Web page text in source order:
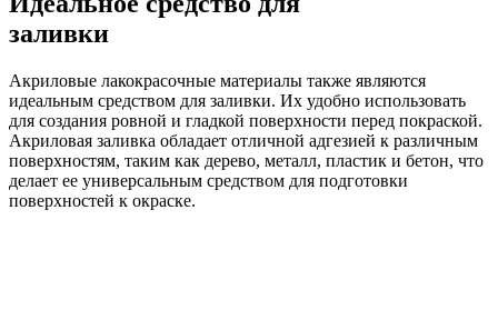
заливки
Акриловые лакокрасочные материалы также являются
идеальным средством для заливки. Их удобно использовать
для создания ровной и гладкой поверхности перед покраской.
Акриловая заливка обладает отличной адгезией к различным
поверхностям, таким как дерево, металл, пластик и бетон, что
делает ее универсальным средством для подготовки
поверхностей к окраске.